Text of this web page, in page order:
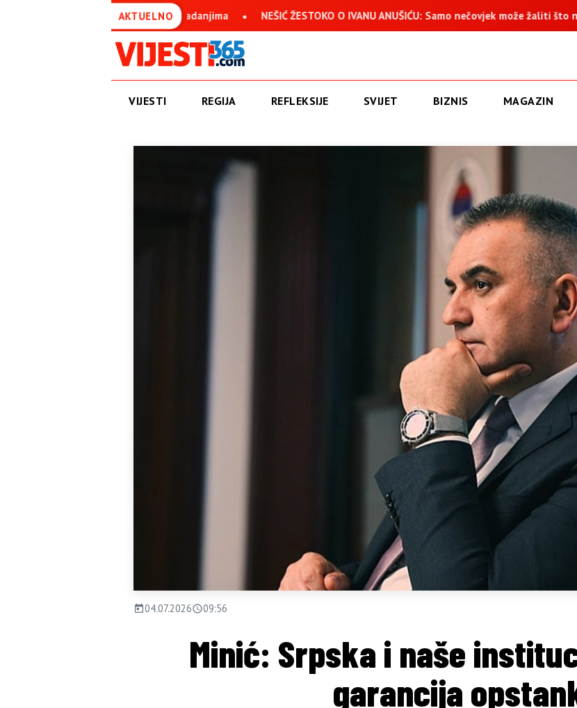
AKTUELNO
uprkos svim stradanjima NEŠIĆ ŽESTOKO O IVANU ANUŠIĆU: Samo nečovjek može žaliti što nije učestvovao u
VIJESTI REGIJA REFLEKSIJE SVIJET BIZNIS MAGAZIN
04.07.2026 09:56
Minić: Srpska i naše
garancija